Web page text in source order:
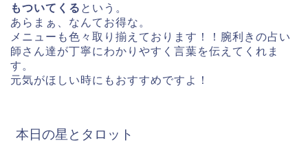
もついてくる という。
あらまぁ、なんてお得な。
メニューも色々取り揃えております！！腕利きの占い
師さん達が丁寧にわかりやすく言葉を伝えてくれま
す。
元気がほしい時にもおすすめですよ！
本日の星とタロット